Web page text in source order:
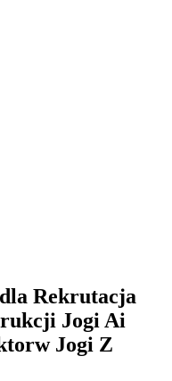
Rekrutacja
Jogi Ai
Jogi Z